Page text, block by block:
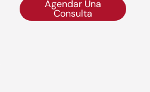
Agendar Una
Consulta